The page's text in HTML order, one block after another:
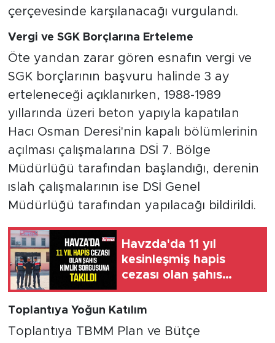
çerçevesinde karşılanacağı vurgulandı.
Vergi ve SGK Borçlarına Erteleme
Öte yandan zarar gören esnafın vergi ve
SGK borçlarının başvuru halinde 3 ay
erteleneceği açıklanırken, 1988-1989
yıllarında üzeri beton yapıyla kapatılan
Hacı Osman Deresi'nin kapalı bölümlerinin
açılması çalışmalarına DSİ 7. Bölge
Müdürlüğü tarafından başlandığı, derenin
ıslah çalışmalarının ise DSİ Genel
Müdürlüğü tarafından yapılacağı bildirildi.
Havzda'da 11 yıl
kesinleşmiş hapis
cezası olan şahıs
yakalandı
Toplantıya Yoğun Katılım
Toplantıya TBMM Plan ve Bütçe